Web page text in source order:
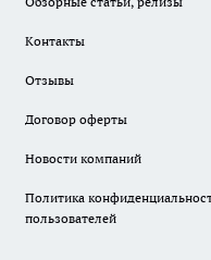
Контакты
Отзывы
Договор оферты
Новости компаний
Политика
пользователей